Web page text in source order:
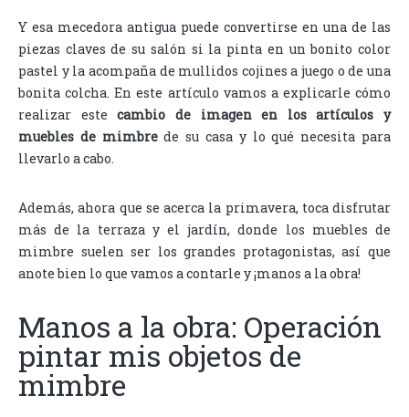
Y esa mecedora antigua puede convertirse en una de las
piezas claves de su salón si la pinta en un bonito color
pastel y la acompaña de mullidos cojines a juego o de una
bonita colcha. En este artículo vamos a explicarle cómo
realizar este cambio de imagen en los artículos y
muebles de mimbrede su casa y lo qué necesita para
llevarlo a cabo.
Además, ahora que se acerca la primavera, toca disfrutar
más de la terraza y el jardín, donde los muebles de
mimbre suelen ser los grandes protagonistas, así que
anote bien lo que vamos a contarle y ¡manos a la obra!
Manos a la obra: Operación
pintar mis objetos de
mimbre